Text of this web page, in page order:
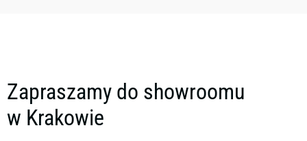
Zapraszamy do showroomu
w Krakowie